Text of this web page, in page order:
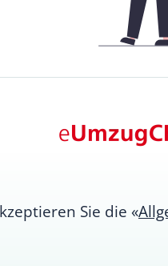
Sie die «